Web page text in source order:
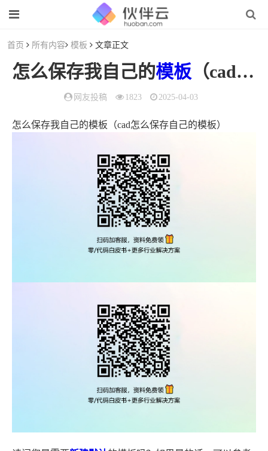
首页 所有内容 模板 文章正文
怎么保存我自己的模板 （cad怎么保存自己的
网友投稿 1823 2025-04-03
怎么保存我自己的模板（cad怎么保存自己的模板）